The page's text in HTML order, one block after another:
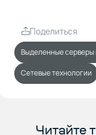
Поделиться
Выделенные серверы
Сетевые технологии
Читайте